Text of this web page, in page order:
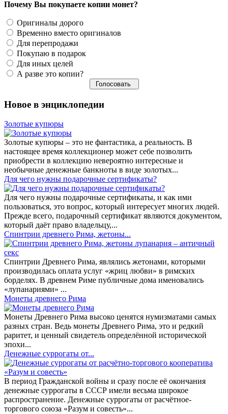
Почему Вы покупаете копии монет?
Оригиналы дорого
Временно вместо оригиналов
Для перепродажи
Покупаю в подарок
Для иных целей
А разве это копии?
Новое в энциклопедии
Золотые купюры
Золотые купюры – это не фантастика, а реальность. В
настоящее время коллекционер может себе позволить
приобрести в коллекцию невероятно интересные и
необычные денежные банкноты в виде золотых...
​Для чего нужны подарочные сертификаты?
Для чего нужны подарочные сертификаты, и как ими
пользоваться, это вопрос, который интересует многих людей.
Прежде всего, подарочный сертификат являются документом,
который даёт право владельцу,...
Спинтрии древнего Рима, жетоны...
Спинтрии Древнего Рима, являлись жетонами, которыми
производилась оплата услуг «жриц любви» в римских
борделях. В древнем Риме публичные дома именовались
«лупанариями» ...
Монеты древнего Рима
Монеты Древнего Рима высоко ценятся нумизматами самых
разных стран. Ведь монеты Древнего Рима, это и редкий
раритет, и ценный свидетель определённой исторической
эпохи...
Денежные суррогаты от...
В период Гражданской войны и сразу после её окончания
денежные суррогаты в СССР имели весьма широкое
распространение. Денежные суррогаты от расчётное-
торгового союза «Разум и совесть»...